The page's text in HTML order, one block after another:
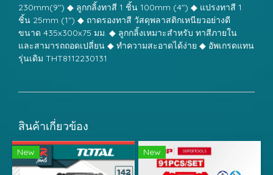
230mm(9") ◆ ลูกกลิ้งทาสี 1 ชิ้น 100mm (4") ◆ แปรงทาสี 1
ชิ้น 25mm (1") ◆ ถาดรองทาสี วัสดุพลาสติกเหนียวอย่างดี
ขนาด 435x300x75 มม. ◆ ลูกกลิ้งเหมาะสำหรับ ทาสีภายใน
และสามารถถอดเปลี่ยน ◆ ทำความสะอาดได้ง่าย ◆ อัพเกรดแทน
รุ่นเดิม THT8112230131
สินค้าเกี่ยวข้อง
New New